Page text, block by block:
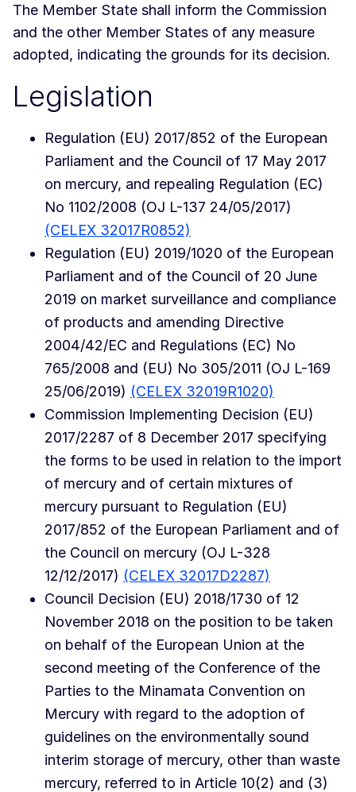
The Member State shall inform the Commission
and the other Member States of any measure
adopted, indicating the grounds for its decision.
Legislation
Regulation (EU) 2017/852 of the European
Parliament and the Council of 17 May 2017
on mercury, and repealing Regulation (EC)
No 1102/2008 (OJ L-137 24/05/2017)
(CELEX 32017R0852)
Regulation (EU) 2019/1020 of the European
Parliament and of the Council of 20 June
2019 on market surveillance and compliance
of products and amending Directive
2004/42/EC and Regulations (EC) No
765/2008 and (EU) No 305/2011 (OJ L-169
25/06/2019) (CELEX 32019R1020)
Commission Implementing Decision (EU)
2017/2287 of 8 December 2017 specifying
the forms to be used in relation to the import
of mercury and of certain mixtures of
mercury pursuant to Regulation (EU)
2017/852 of the European Parliament and of
the Council on mercury (OJ L-328
12/12/2017) (CELEX 32017D2287)
Council Decision (EU) 2018/1730 of 12
November 2018 on the position to be taken
on behalf of the European Union at the
second meeting of the Conference of the
Parties to the Minamata Convention on
Mercury with regard to the adoption of
guidelines on the environmentally sound
interim storage of mercury, other than waste
mercury, referred to in Article 10(2) and (3)